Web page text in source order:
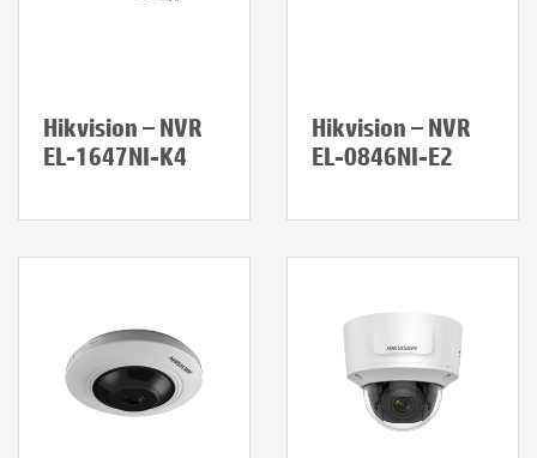
Hikvision – NVR
EL-1647NI-K4
Hikvision – NVR
EL-0846NI-E2